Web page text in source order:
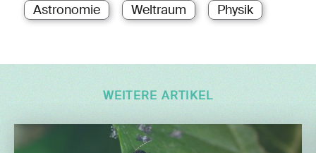
Astronomie Weltraum Physik
WEITERE ARTIKEL